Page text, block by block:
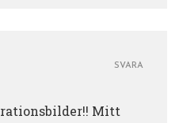
Mitt
SVARA